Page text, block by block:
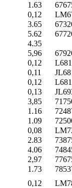
1.63
0,12
3.65
5.62
4.35
5,96
0,12
0,11
0,12
0,13
3,85
1.16
1.09
0,08
2.83
4.06
2,97
1.73
0,12